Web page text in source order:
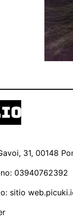
31, 00148
03940762392
sitio